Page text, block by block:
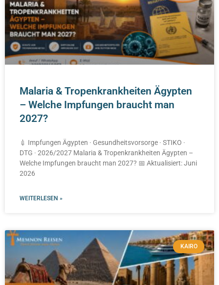
Malaria & Tropenkrankheiten Ägypten
– Welche Impfungen braucht man
2027?
💉 Impfungen Ägypten · Gesundheitsvorsorge · STIKO ·
DTG · 2026/2027 Malaria & Tropenkrankheiten Ägypten –
Welche Impfungen braucht man 2027? 📅 Aktualisiert: Juni
2026
WEITERLESEN »
KAIRO